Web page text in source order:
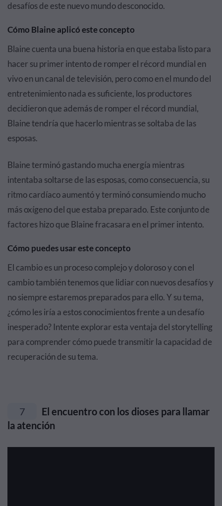
desafíos de este nuevo mundo desconocido.
Cómo Blaine aplicó este concepto
Blaine cuenta una buena historia en que estaba listo para
hacer su primer intento de romper el récord mundial en
vivo en un canal de televisión, pero como en el mundo del
entretenimiento nada es suficiente, los productores
decidieron que además de romper el récord mundial,
Blaine tendría que hacerlo mientras se soltaba de las
esposas.
Blaine terminó gastando mucha energía mientras
intentaba soltarse de las esposas, como consecuencia, su
ritmo cardíaco aumentó y terminó consumiendo mucho
más oxígeno del que estaba preparado. Este conjunto de
factores hizo que Blaine fracasara en el primer intento.
Cómo puedes usar este concepto
El cambio es un proceso complejo y doloroso y con el
cambio también tenemos que lidiar con nuevos desafíos y
no siempre estaremos preparados para ello. Y su tema,
¿cómo les iría a estos conocimientos frente a un desafío
inesperado? Intente explorar esta ventaja del storytelling
para comprender cómo puede transmitir la capacidad de
recuperación de su tema.
7
El encuentro con los dioses para llamar
la atención